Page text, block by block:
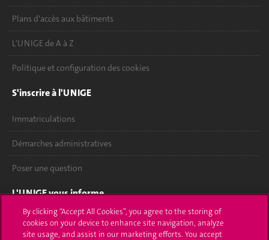
Plans d'accès aux bâtiments
L'UNIGE de A à Z
Politique et configuration des cookies
S'inscrire à l'UNIGE
Immatriculations
Démarches administratives
Poser une question
L'UNIGE vous informe
UNIGE Mobile
By clicking “Accept All Cookies”, you agree to the storing of
cookies on your device to enhance site navigation, analyze
site usage, and assist in our marketing efforts. You accept